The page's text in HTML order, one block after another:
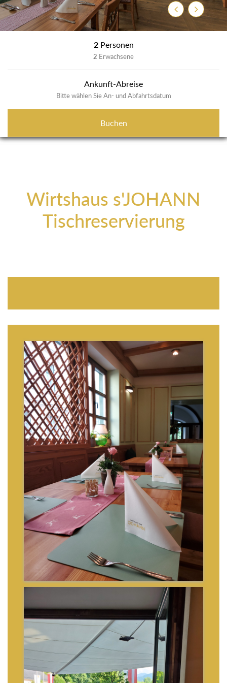
ZurückWeiter
2 Personen
2 Erwachsene
Ankunft-Abreise
Bitte wählen Sie An- und Abfahrtsdatum
Buchen
Wirtshaus s'JOHANN
Tischreservierung